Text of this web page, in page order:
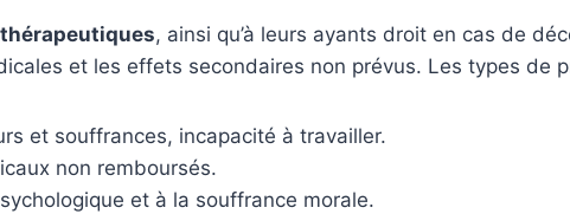
, ainsi qu’à leurs ayants droit en cas de
et les effets secondaires non prévus. Les types de
et souffrances, incapacité à travailler.
non remboursés.
et à la souffrance morale.